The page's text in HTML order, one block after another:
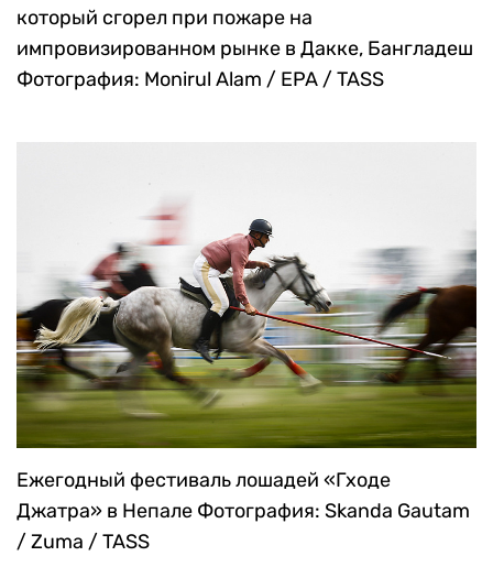
который сгорел при пожаре на
импровизированном рынке в Дакке, Бангладеш
Фотография: Monirul Alam / EPA / TASS
Ежегодный фестиваль лошадей «Гходе
Джатра» в Непале Фотография: Skanda Gautam
/ Zuma / TASS